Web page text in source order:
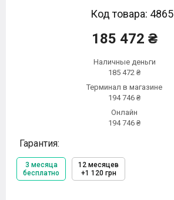
Код товара: 4865
185 472 ₴
Наличные деньги
185 472 ₴
Терминал в магазине
194 746 ₴
Онлайн
194 746 ₴
Гарантия:
3 месяца
бесплатно
12 месяцев
+1 120 грн